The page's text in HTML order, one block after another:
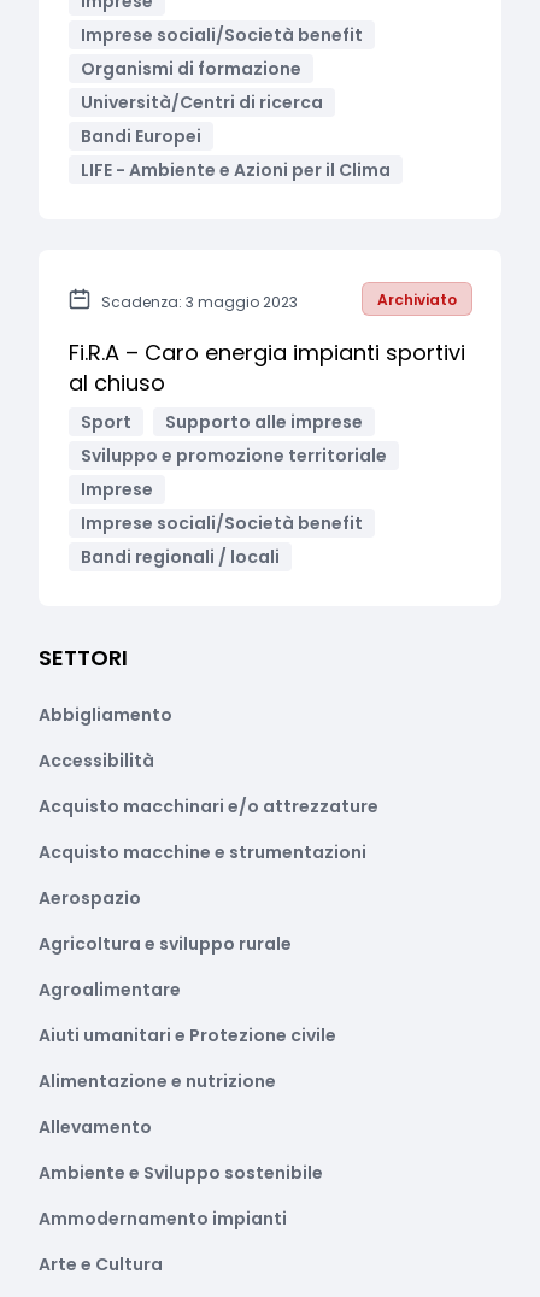
Imprese sociali/Società benefit
Organismi di formazione
Università/Centri di ricerca
Bandi Europei
LIFE - Ambiente e Azioni per il Clima
Scadenza: 3 maggio 2023 Archiviato
Fi.R.A – Caro energia impianti sportivi
al chiuso
Sport
Supporto alle imprese
Sviluppo e promozione territoriale
Imprese
Imprese sociali/Società benefit
Bandi regionali / locali
SETTORI
Abbigliamento
Accessibilità
Acquisto macchinari e/o attrezzature
Acquisto macchine e strumentazioni
Aerospazio
Agricoltura e sviluppo rurale
Agroalimentare
Aiuti umanitari e Protezione civile
Alimentazione e nutrizione
Allevamento
Ambiente e Sviluppo sostenibile
Ammodernamento impianti
Arte e Cultura